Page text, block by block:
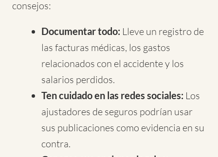
consejos:
Documentar todo: Lleve un registro de
las facturas médicas, los gastos
relacionados con el accidente y los
salarios perdidos.
Ten cuidado en las redes sociales: Los
ajustadores de seguros podrían usar
sus publicaciones como evidencia en su
contra.